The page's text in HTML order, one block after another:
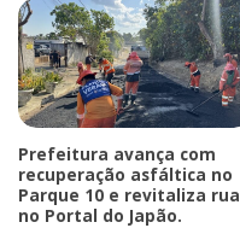
Prefeitura avança com
recuperação asfáltica no
Parque 10 e revitaliza rua
no Portal do Japão.